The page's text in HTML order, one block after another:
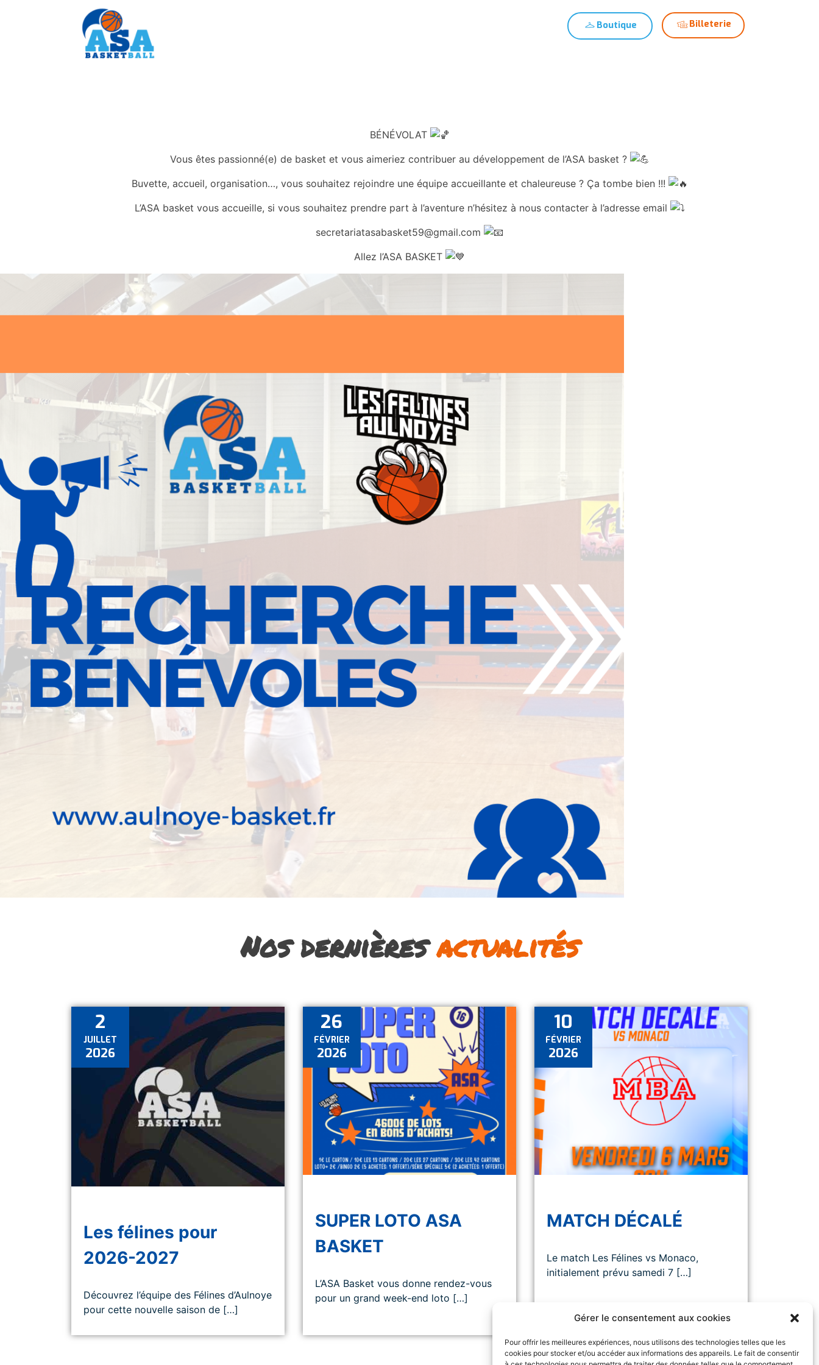
Gérer le consentement aux cookies
Pour offrir les meilleures expériences, nous utilisons des technologies telles que les
cookies pour stocker et/ou accéder aux informations des appareils. Le fait de consentir
Boutique Billeterie
BÉNÉVOLAT
Vous êtes passionné(e) de basket et vous aimeriez contribuer au développement de l’ASA basket ?
Buvette, accueil, organisation…, vous souhaitez rejoindre une équipe accueillante et chaleureuse ? Ça tombe bien !!!
L’ASA basket vous accueille, si vous souhaitez prendre part à l’aventure n’hésitez à nous contacter à l’adresse email
secretariatasabasket59@gmail.com
Allez l’ASA BASKET
Nos dernièresactualités
2
JUILLET
2026
Les félines pour
2026-2027
Découvrez l’équipe des Félines d’Aulnoye
pour cette nouvelle saison de […]
26
FÉVRIER
2026
SUPER LOTO ASA
BASKET
L’ASA Basket vous donne rendez-vous
pour un grand week-end loto […]
10
FÉVRIER
2026
MATCH DÉCALÉ
Le match Les Félines vs Monaco,
initialement prévu samedi 7 […]